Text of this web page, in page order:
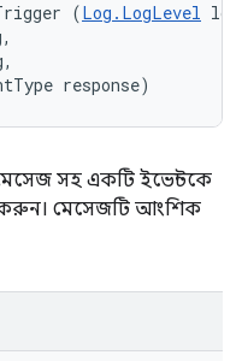
(Log.LogLevel
response)
সহ একটি ইভেন্টকে
করুন। মেসেজটি আংশিক